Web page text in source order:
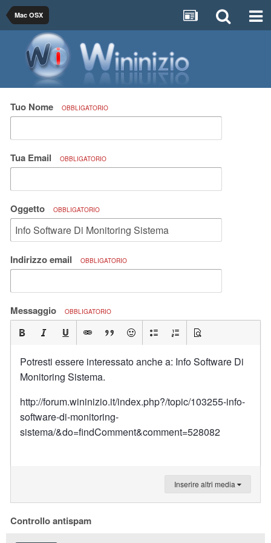
Mac OSX
Tuo Nome OBBLIGATORIO
Tua Email OBBLIGATORIO
Oggetto OBBLIGATORIO
Indirizzo email OBBLIGATORIO
Messaggio OBBLIGATORIO
Potresti essere interessato anche a: Info Software Di
Monitoring Sistema.
http://forum.wininizio.it/index.php?/topic/103255-info-
software-di-monitoring-
sistema/&do=findComment&comment=528082
Inserire altri media
Controllo antispam